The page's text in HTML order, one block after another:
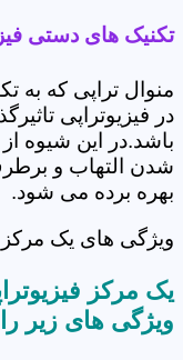
تکنیک های دستی
منوال تراپی که
در فیزیوتراپی
باشد.در این شیوه
شدن التهاب و
بهره برده می شود.
ویژگی های یک
یک مرکز
ویژگی های زیر